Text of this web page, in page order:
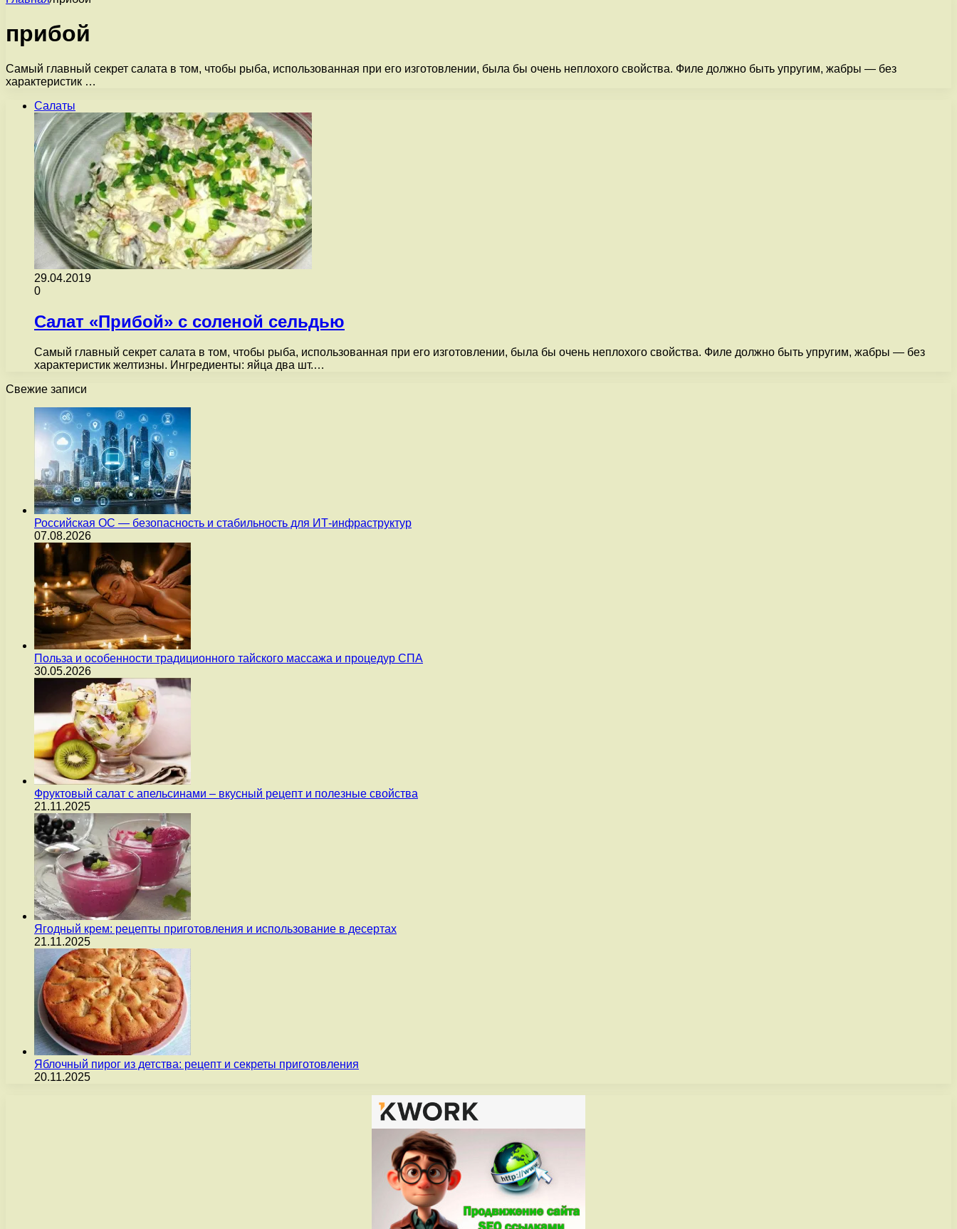
прибой
Самый главный секрет салата в том, чтобы рыба, использованная при его изготовлении, была бы очень неплохого свойства. Филе должно быть упругим, жабры — без
характеристик …
Салаты
29.04.2019
0
Салат «Прибой» с соленой сельдью
Самый главный секрет салата в том, чтобы рыба, использованная при его изготовлении, была бы очень неплохого свойства. Филе должно быть упругим, жабры — без
характеристик желтизны. Ингредиенты: яйца два шт.…
Свежие записи
Российская ОС — безопасность и стабильность для ИТ-инфраструктур
07.08.2026
Польза и особенности традиционного тайского массажа и процедур СПА
30.05.2026
Фруктовый салат с апельсинами – вкусный рецепт и полезные свойства
21.11.2025
Ягодный крем: рецепты приготовления и использование в десертах
21.11.2025
Яблочный пирог из детства: рецепт и секреты приготовления
20.11.2025